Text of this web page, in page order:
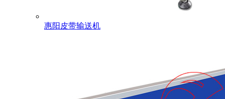
惠阳皮带输送机